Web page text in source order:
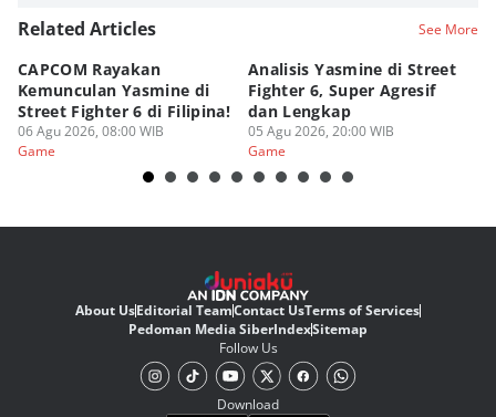
Related Articles See More
CAPCOM Rayakan
Kemunculan Yasmine di
Street Fighter 6 di Filipina!
06 Agu 2026, 08:00 WIB
Game
Analisis Yasmine di Street
Fighter 6, Super Agresif
dan Lengkap
05 Agu 2026, 20:00 WIB
Game
About UsEditorial TeamContact UsTerms of Services
Pedoman Media SiberIndexSitemap
Follow Us
Download